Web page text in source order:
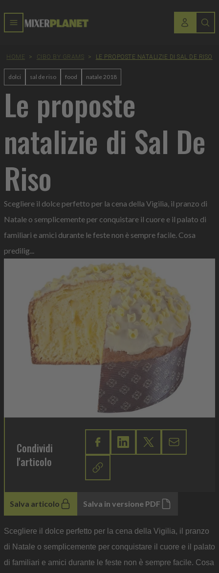
HOME > CIBO BY GRAMS > LE PROPOSTE NATALIZIE DI SAL DE RISO
dolci sal de riso food natale 2018
Le proposte
natalizie di Sal De
Riso
Scegliere il dolce perfetto per la cena della Vigilia, il pranzo di
Natale o semplicemente per conquistare il cuore e il palato di
familiari e amici durante le feste non è sempre facile. Cosa
predilig...
Condividi
l'articolo
Salva articolo Salva in versione PDF
Scegliere il dolce perfetto per la cena della Vigilia, il pranzo
di Natale o semplicemente per conquistare il cuore e il palato
di familiari e amici durante le feste non è sempre facile. Cosa